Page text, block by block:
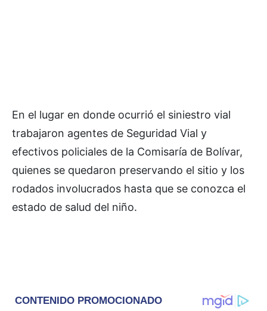
En el lugar en donde ocurrió el siniestro vial
trabajaron agentes de Seguridad Vial y
efectivos policiales de la Comisaría de Bolívar,
quienes se quedaron preservando el sitio y los
rodados involucrados hasta que se conozca el
estado de salud del niño.